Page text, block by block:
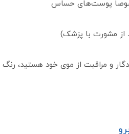
پوست‌های حساس
از مشورت با پزشک)
و مراقبت از موی خود هستید،